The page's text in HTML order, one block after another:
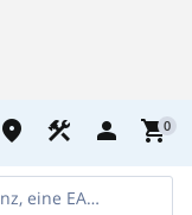
place construction person shopping_cart0